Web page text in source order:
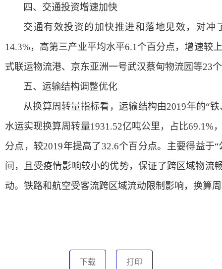
四、 交通投资增速加快
交通有效投资的加快推进和落地见效，对冲
14.3%，高第三产业平均水平6.1个百分点，增速较
式联运物流港、京东亚洲一号武汉蔡甸物流园等23
五、 运输结构调整优化
从换算周转量指标看，运输结构由2019年的“
水运实现换算周转量1931.52亿吨公里，占比
分点，较2019年提高了32.6个百分点。主要得益
间，且受疫情影响较小的优势，保证了跨区域物流
动。铁路和航空受客流跨区域流动限制影响，换算
下载 打印